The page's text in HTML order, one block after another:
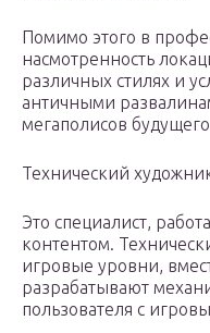
Помимо этого в
насмотренность
различных стилях и
античными
мегаполисов
Технический
Это специалист,
контентом.
игровые уровни,
разрабатывают
пользователя с